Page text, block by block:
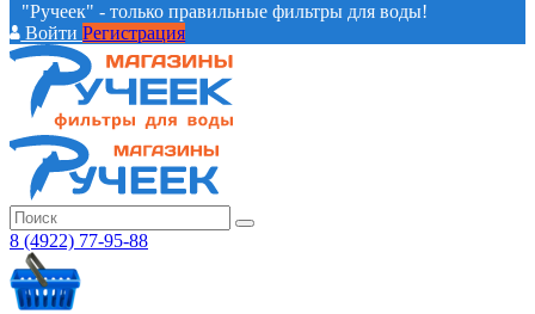
"Ручеек" - только правильные фильтры для воды!
ВойтиРегистрация
8 (4922) 77-95-88